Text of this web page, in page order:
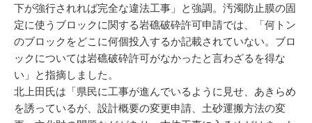
下が強行されれば完全な違法工事」と強調。汚濁防止膜の固
定に使うブロックに関する岩礁破砕許可申請では、「何トン
のブロックをどこに何個投入するか記載されていない。ブロ
ックについては岩礁破砕許可がなかったと言わざるを得な
い」と指摘しました。
北上田氏は「県民に工事が進んでいるように見せ、あきらめ
を誘っているが、設計概要の変更申請、土砂運搬方法の変